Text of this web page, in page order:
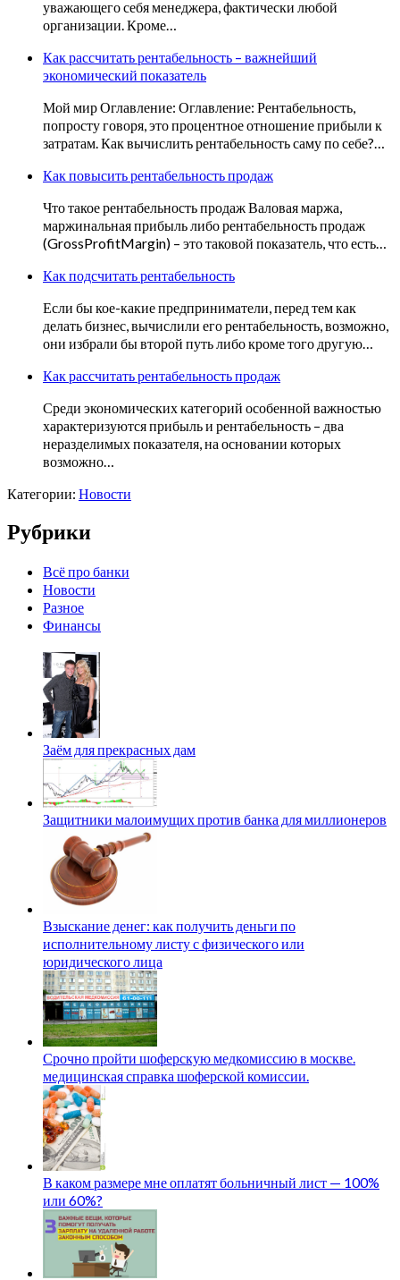
уважающего себя менеджера, фактически любой
организации. Кроме…
Как рассчитать рентабельность – важнейший
экономический показатель
Мой мир Оглавление: Оглавление: Рентабельность,
попросту говоря, это процентное отношение прибыли к
затратам. Как вычислить рентабельность саму по себе?…
Как повысить рентабельность продаж
Что такое рентабельность продаж Валовая маржа,
маржинальная прибыль либо рентабельность продаж
(GrossProfitMargin) – это таковой показатель, что есть…
Как подсчитать рентабельность
Если бы кое-какие предприниматели, перед тем как
делать бизнес, вычислили его рентабельность, возможно,
они избрали бы второй путь либо кроме того другую…
Как рассчитать рентабельность продаж
Среди экономических категорий особенной важностью
характеризуются прибыль и рентабельность – два
неразделимых показателя, на основании которых
возможно…
Категории: Новости
Рубрики
Всё про банки
Новости
Разное
Финансы
Заём для прекрасных дам
Защитники малоимущих против банка для миллионеров
Взыскание денег: как получить деньги по
исполнительному листу с физического или
юридического лица
Срочно пройти шоферскую медкомиссию в москве.
медицинская справка шоферской комиссии.
В каком размере мне оплатят больничный лист — 100%
или 60%?